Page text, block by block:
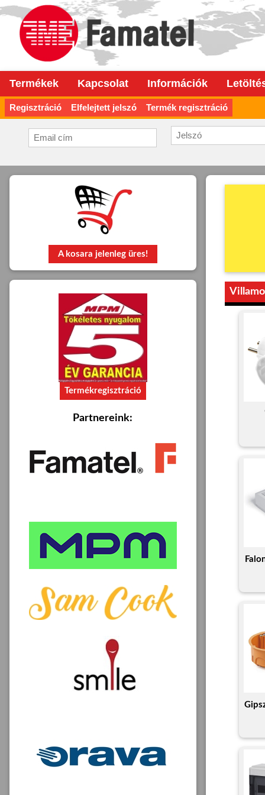
Termékek Kapcsolat Információk
Regisztráció Elfelejtett jelszó Termék regisztráció
A kosara jelenleg üres!
Partnereink: